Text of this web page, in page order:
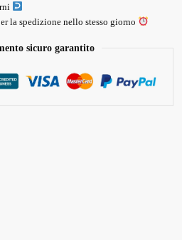
la spedizione nello stesso giorno
sicuro garantito